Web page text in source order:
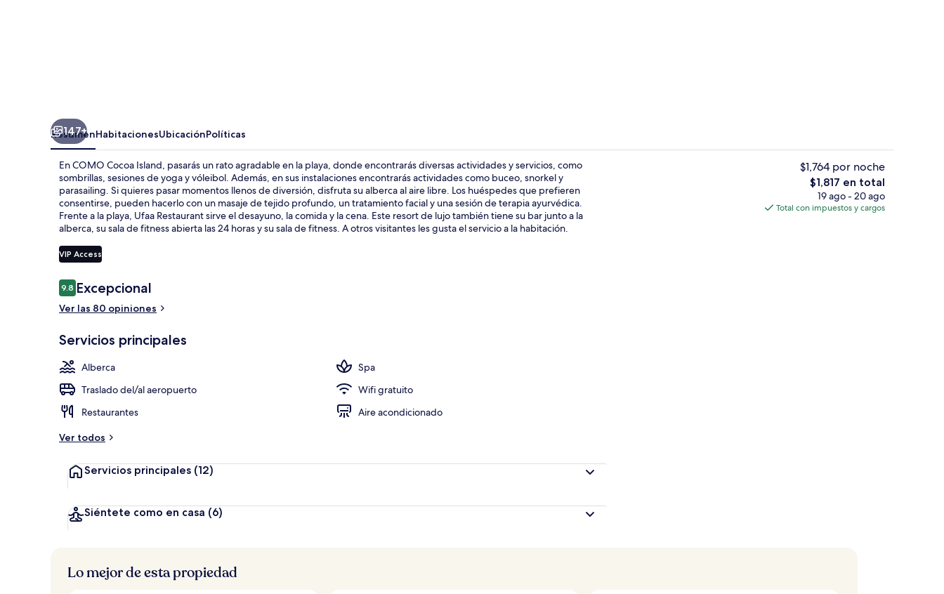
Exterior Sábanas de algodón egipcio, ropa
147+
ResumenHabitacionesUbicaciónPolíticas
En COMO Cocoa Island, pasarás un rato agradable en la playa, donde encontrarás diversas actividades y servicios, como
sombrillas, sesiones de yoga y vóleibol. Además, en sus instalaciones encontrarás actividades como buceo, snorkel y
parasailing. Si quieres pasar momentos llenos de diversión, disfruta su alberca al aire libre. Los huéspedes que prefieren
consentirse, pueden hacerlo con un masaje de tejido profundo, un tratamiento facial y una sesión de terapia ayurvédica.
Frente a la playa, Ufaa Restaurant sirve el desayuno, la comida y la cena. Este resort de lujo también tiene su bar junto a la
alberca, su sala de fitness abierta las 24 horas y su sala de fitness. A otros visitantes les gusta el servicio a la habitación.
VIP Access
Opiniones
9.89.8 de 10,
Excepcional
Ver las 80 opiniones
Servicios principales
Alberca
Spa
Traslado del/al aeropuerto
Wifi gratuito
Restaurantes
Aire acondicionado
Ver todos
Servicios principales (12)
Siéntete como en casa (6)
$1,764 por noche
El
precio
total
$1,817 en total
19 ago - 20 ago
Total con impuestos y cargos
Lo mejor de esta propiedad